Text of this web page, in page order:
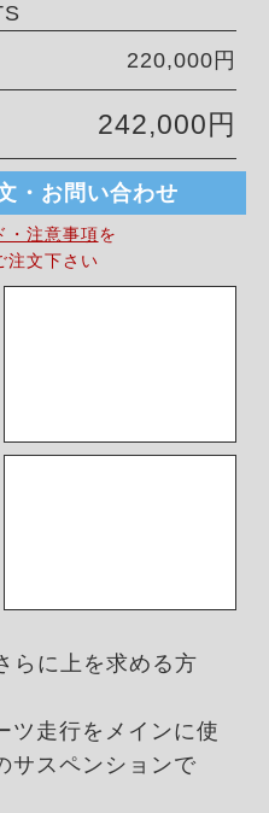
220,000円
242,000円
・お問い合わせ
・注意事項を
注文下さい
らに上を求める方
ツ走行をメインに使
サスペンションで